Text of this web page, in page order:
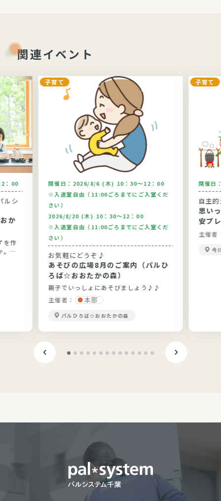
関連イベント
：00
ルシ
を作
。今
子育て
開催日： 2026/8/6 (木) 10：30～12：00
※入退室自由（11:00ごろまでにご入室くだ
さい）
2026/8/20 (木) 10：30～12：00
※入退室自由（11:00ごろまでにご入室くだ
さい）
お気軽にどうぞ♪
あそびの広場8月のご案内（パルひ
ろば☆おおたかの森）
親子でいっしょにあそびましょう♪♪
主催者：
本部
パルひろば☆おおたかの森
子育て
開催日
自主
思い
安プ
主催者
今